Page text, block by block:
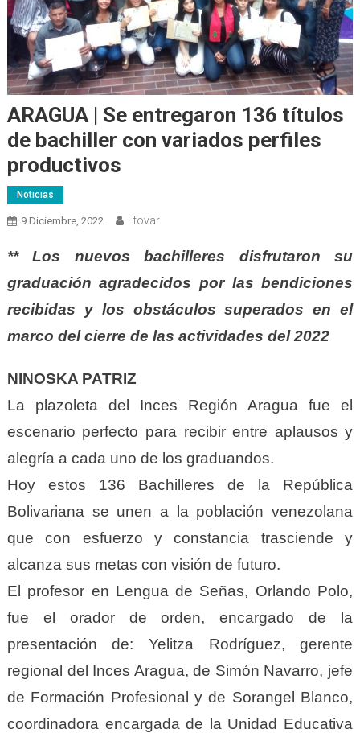
ARAGUA | Se entregaron 136 títulos
de bachiller con variados perfiles
productivos
Noticias
9 Diciembre, 2022 Ltovar
** Los nuevos bachilleres disfrutaron su
graduación agradecidos por las bendiciones
recibidas y los obstáculos superados en el
marco del cierre de las actividades del 2022
NINOSKA PATRIZ
La plazoleta del Inces Región Aragua fue el
escenario perfecto para recibir entre aplausos y
alegría a cada uno de los graduandos.
Hoy estos 136 Bachilleres de la República
Bolivariana se unen a la población venezolana
que con esfuerzo y constancia trasciende y
alcanza sus metas con visión de futuro.
El profesor en Lengua de Señas, Orlando Polo,
fue el orador de orden, encargado de la
presentación de: Yelitza Rodríguez, gerente
regional del Inces Aragua, de Simón Navarro, jefe
de Formación Profesional y de Sorangel Blanco,
coordinadora encargada de la Unidad Educativa